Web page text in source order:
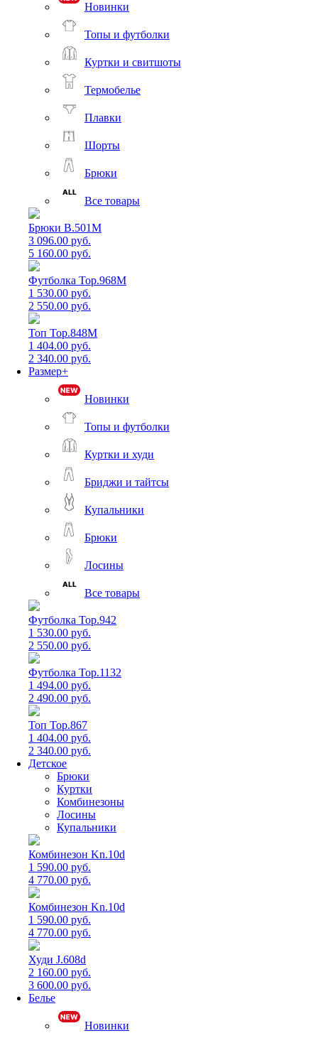
Новинки
Топы и футболки
Куртки и свитшоты
Термобелье
Плавки
Шорты
Брюки
Все товары
Брюки B.501M
3 096.00 руб.
5 160.00 руб.
Футболка Top.968M
1 530.00 руб.
2 550.00 руб.
Топ Top.848M
1 404.00 руб.
2 340.00 руб.
Размер+
Новинки
Топы и футболки
Куртки и худи
Бриджи и тайтсы
Купальники
Брюки
Лосины
Все товары
Футболка Top.942
1 530.00 руб.
2 550.00 руб.
Футболка Top.1132
1 494.00 руб.
2 490.00 руб.
Топ Top.867
1 404.00 руб.
2 340.00 руб.
Детское
Брюки
Куртки
Комбинезоны
Лосины
Купальники
Комбинезон Kn.10d
1 590.00 руб.
4 770.00 руб.
Комбинезон Kn.10d
1 590.00 руб.
4 770.00 руб.
Худи J.608d
2 160.00 руб.
3 600.00 руб.
Белье
Новинки